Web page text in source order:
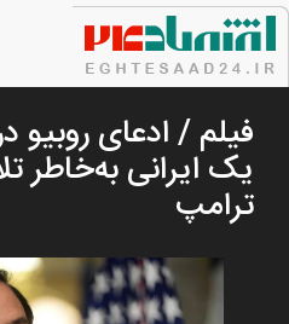
فیلم / ادعای روبیو
یک ایرانی به‌خاطر
ترامپ